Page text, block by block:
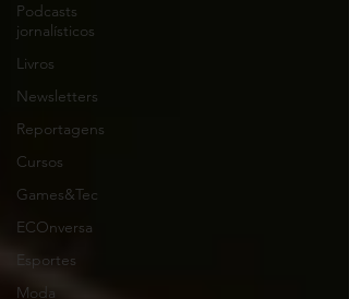
Podcasts
jornalísticos
Livros
Newsletters
Reportagens
Cursos
Games&Tec
ECOnversa
Esportes
Moda